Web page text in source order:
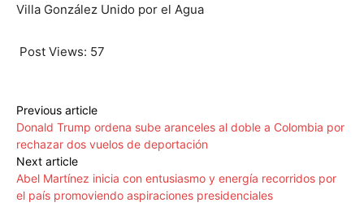
Villa González Unido por el Agua
Post Views: 57
Previous article
Donald Trump ordena sube aranceles al doble a Colombia por
rechazar dos vuelos de deportación
Next article
Abel Martínez inicia con entusiasmo y energía recorridos por
el país promoviendo aspiraciones presidenciales